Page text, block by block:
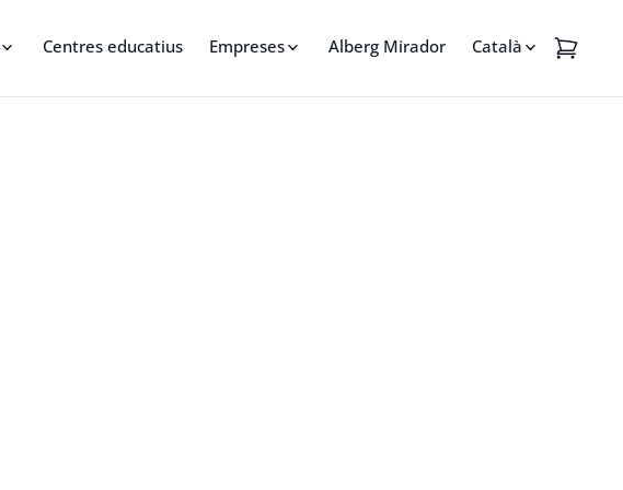
Centres educatius Empreses Alberg Mirador Català